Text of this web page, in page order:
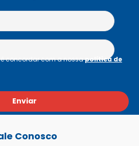
Enviar
concordar com a nossapolítica de
Conosco